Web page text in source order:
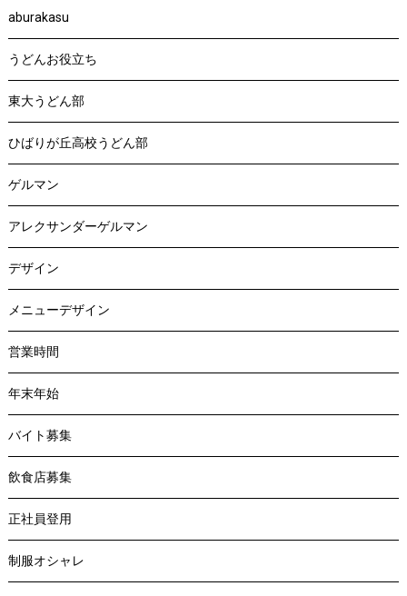
aburakasu
うどんお役立ち
東大うどん部
ひばりが丘高校うどん部
ゲルマン
アレクサンダーゲルマン
デザイン
メニューデザイン
営業時間
年末年始
バイト募集
飲食店募集
正社員登用
制服オシャレ